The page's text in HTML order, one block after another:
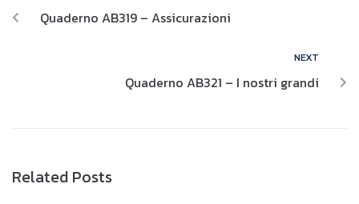
Quaderno AB319 – Assicurazioni
NEXT
Quaderno AB321 – I nostri grandi
Related Posts